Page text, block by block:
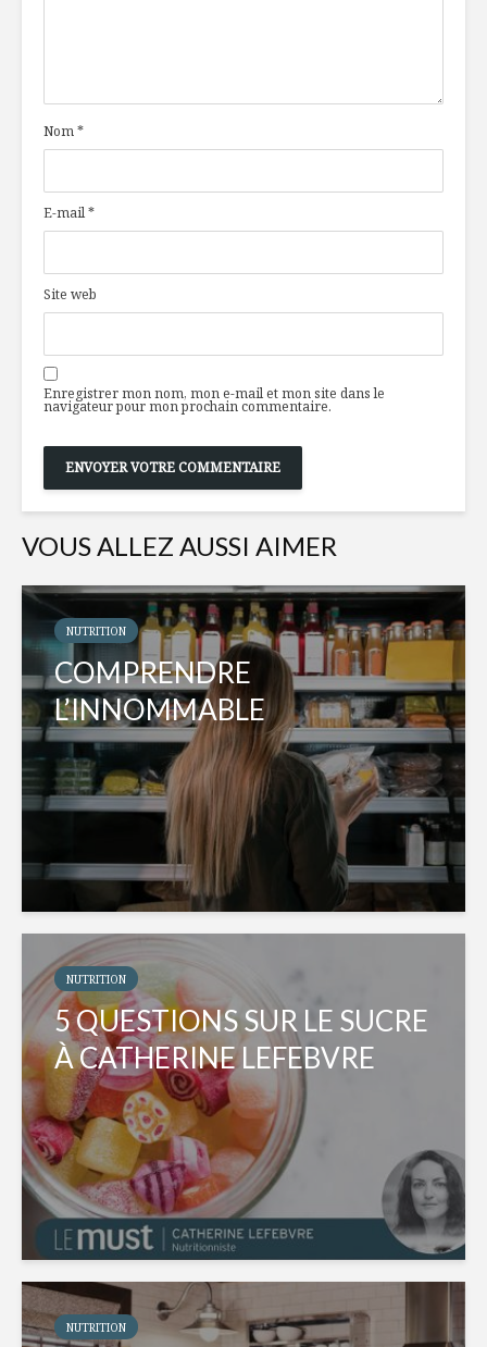
Nom*
E-mail*
Site web
Enregistrer mon nom, mon e-mail et mon site dans le
navigateur pour mon prochain commentaire.
VOUS ALLEZ AUSSI AIMER
NUTRITION
COMPRENDRE
L’INNOMMABLE
NUTRITION
5 QUESTIONS SUR LE SUCRE
À CATHERINE LEFEBVRE
NUTRITION